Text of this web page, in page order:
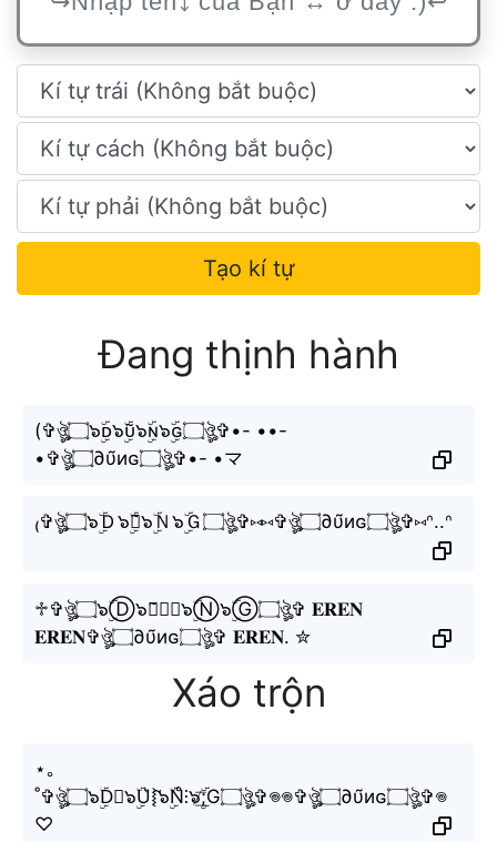
Tạo kí tự
Đang thịnh hành
(✞ঔৣ۝๖ۣۜᴅ๖ۣۜᴜ̃๖ۣۜɴ๖ۣۜɢ۝ঔৣ✞•- ••-
•✞ঔৣ۝∂υ̃иɢ۝ঔৣ✞•- •マ
₍✞ঔৣ۝๖ۣۜＤ๖ۣۜＵ̃๖ۣۜＮ๖ۣۜＧ۝ঔৣ✞⑅⑅✞ঔৣ۝∂υ̃иɢ۝ঔৣ✞⑅ᐢ..ᐢ
♱✞ঔৣ۝๖ۣۜⒹ๖ۣۜⓊ̃๖ۣۜⓃ๖ۣۜⒼ۝ঔৣ✞ 𝐄𝐑𝐄𝐍
𝐄𝐑𝐄𝐍✞ঔৣ۝∂υ̃иɢ۝ঔৣ✞ 𝐄𝐑𝐄𝐍. ✮
Xáo trộn
⋆｡
˚✞ঔৣ۝๖ۣۜD⃕๖ۣۜU͛⦚̃๖ۣۜN̊⫶๖̸ۣۜ͟͞;G۝ঔৣ✞𖦹𖦹✞ঔৣ۝∂υ̃иɢ۝ঔৣ✞𖦹
♡